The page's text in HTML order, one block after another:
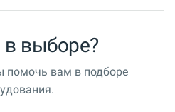
в выборе?
вам в подборе